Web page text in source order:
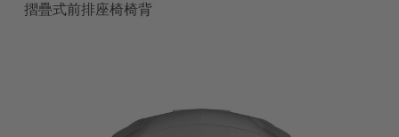
摺疊式前排座椅椅背